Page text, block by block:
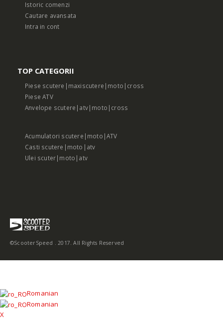
Istoric comenzi
Cautare avansata
Intra in cont
TOP CATEGORII
Piese scutere|maxiscutere|moto|cross
Piese ATV
Anvelope scutere|atv|moto|cross
Acumulatori scutere|moto|ATV
Casti scutere|moto|atv
Ulei scuter|moto|atv
©ScooterSpeed . 2017. All Rights Reserved
Romanian
Romanian
X